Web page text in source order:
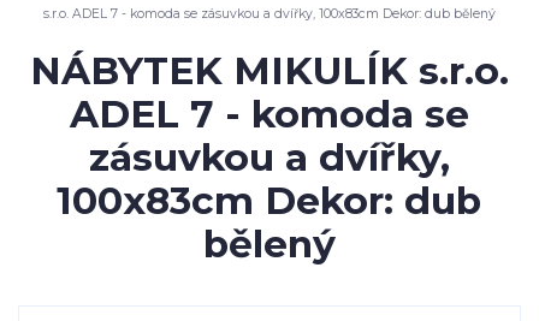
s.r.o. ADEL 7 - komoda se zásuvkou a dvířky, 100x83cm Dekor: dub bělený
NÁBYTEK MIKULÍK s.r.o.
ADEL 7 - komoda se
zásuvkou a dvířky,
100x83cm Dekor: dub
bělený